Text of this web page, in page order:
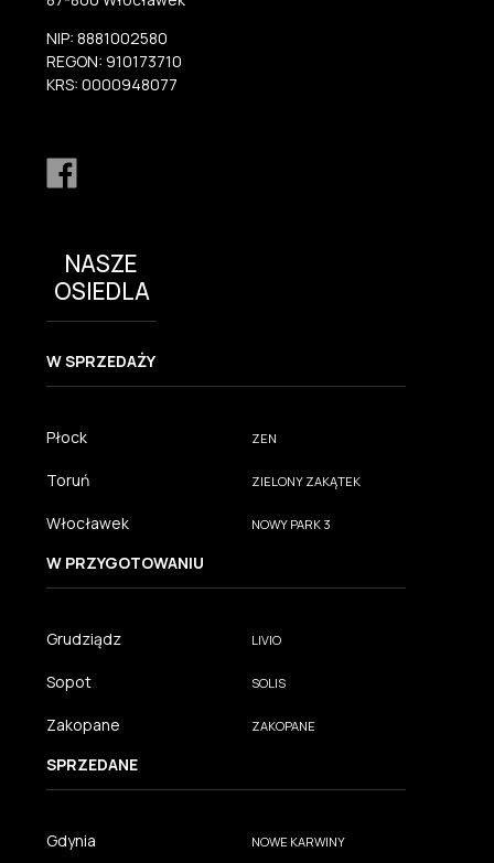
NIP: 8881002580
REGON: 910173710
KRS: 0000948077
NASZE
OSIEDLA
W SPRZEDAŻY
Płock ZEN
Toruń ZIELONY ZAKĄTEK
Włocławek NOWY PARK 3
W PRZYGOTOWANIU
Grudziądz LIVIO
Sopot SOLIS
Zakopane ZAKOPANE
SPRZEDANE
Gdynia NOWE KARWINY